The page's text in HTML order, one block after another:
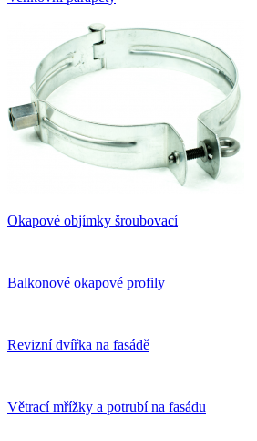
Okapové objímky šroubovací
Balkonové okapové profily
Revizní dvířka na fasádě
Větrací mřížky a potrubí na fasádu